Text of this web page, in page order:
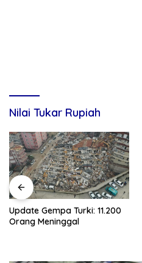
Nilai Tukar Rupiah
Peneliti Belanda dan Pemain
Bola Prediksikan Gempa